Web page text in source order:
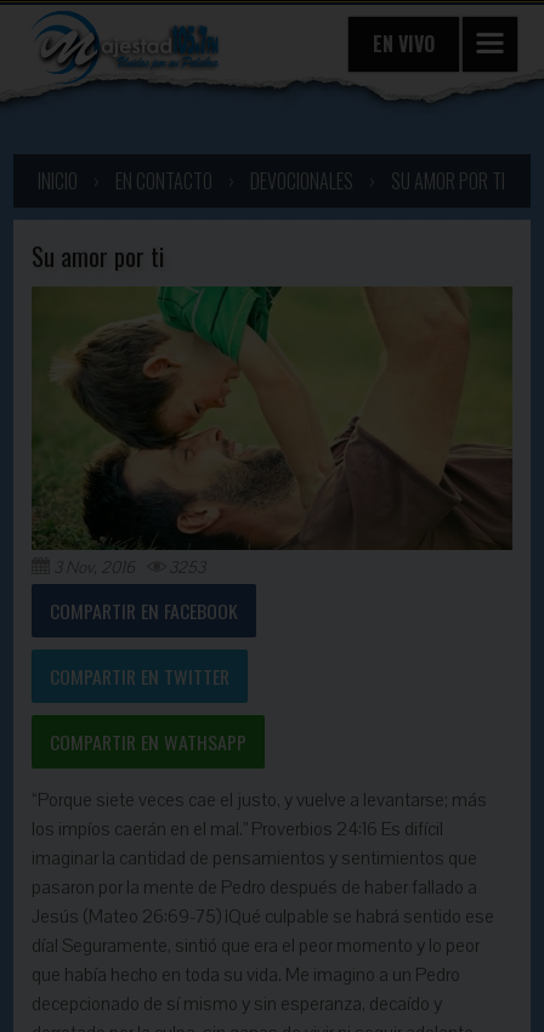
EN VIVO
INICIO EN CONTACTO DEVOCIONALES SU AMOR POR TI
Su amor por ti
3 Nov, 2016 3253
COMPARTIR EN FACEBOOK
COMPARTIR EN TWITTER
COMPARTIR EN WATHSAPP
“Porque siete veces cae el justo, y vuelve a levantarse; más
los impíos caerán en el mal.” Proverbios 24:16 Es difícil
imaginar la cantidad de pensamientos y sentimientos que
pasaron por la mente de Pedro después de haber fallado a
Jesús (Mateo 26:69-75) ¡Qué culpable se habrá sentido ese
día! Seguramente, sintió que era el peor momento y lo peor
que había hecho en toda su vida. Me imagino a un Pedro
decepcionado de sí mismo y sin esperanza, decaído y